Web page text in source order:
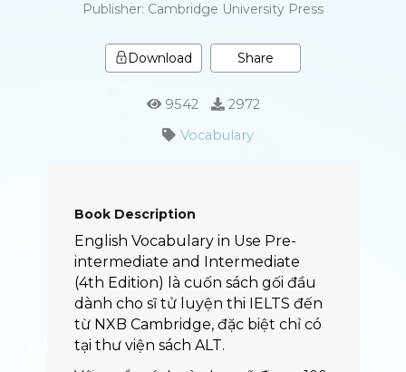
Publisher: Cambridge University Press
Download Share
9542
2972
Vocabulary
Book Description
English Vocabulary in Use Pre-
intermediate and Intermediate
(4th Edition) là cuốn sách gối đầu
dành cho sĩ tử luyện thi IELTS đến
từ NXB Cambridge, đặc biệt chỉ có
tại thư viện sách ALT.